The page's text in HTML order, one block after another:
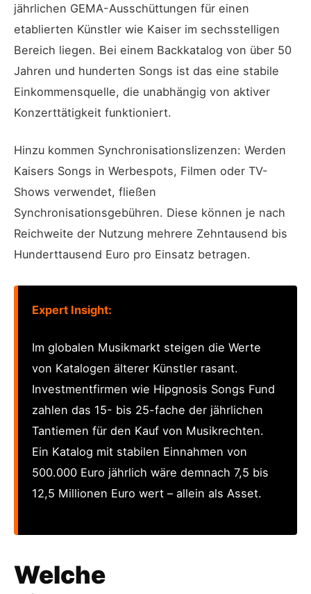
jährlichen GEMA-Ausschüttungen für einen
etablierten Künstler wie Kaiser im sechsstelligen
Bereich liegen. Bei einem Backkatalog von über 50
Jahren und hunderten Songs ist das eine stabile
Einkommensquelle, die unabhängig von aktiver
Konzerttätigkeit funktioniert.
Hinzu kommen Synchronisationslizenzen: Werden
Kaisers Songs in Werbespots, Filmen oder TV-
Shows verwendet, fließen
Synchronisationsgebühren. Diese können je nach
Reichweite der Nutzung mehrere Zehntausend bis
Hunderttausend Euro pro Einsatz betragen.
Expert Insight:
Im globalen Musikmarkt steigen die Werte
von Katalogen älterer Künstler rasant.
Investmentfirmen wie Hipgnosis Songs Fund
zahlen das 15- bis 25-fache der jährlichen
Tantiemen für den Kauf von Musikrechten.
Ein Katalog mit stabilen Einnahmen von
500.000 Euro jährlich wäre demnach 7,5 bis
12,5 Millionen Euro wert – allein als Asset.
Welche